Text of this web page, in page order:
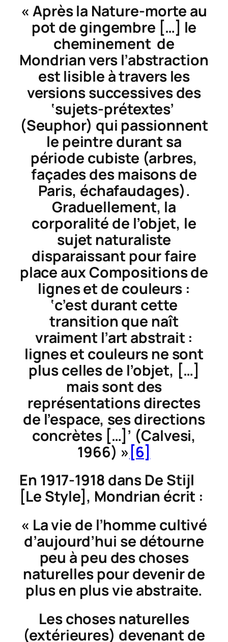
« Après la Nature-morte au
pot de gingembre […] le
cheminement de
Mondrian vers l’abstraction
est lisible à travers les
versions successives des
‘sujets-prétextes’
(Seuphor) qui passionnent
le peintre durant sa
période cubiste (arbres,
façades des maisons de
Paris, échafaudages).
Graduellement, la
corporalité de l’objet, le
sujet naturaliste
disparaissant pour faire
place auxCompositions de
lignes et de couleurs :
‘c’est durant cette
transition que naît
vraiment l’art abstrait :
lignes et couleurs ne sont
plus celles de l’objet, […]
mais sont des
représentations directes
de l’espace, ses directions
concrètes […]’ (Calvesi,
1966) » [6]
En 1917-1918 dans De Stijl
[Le Style], Mondrian écrit :
« La vie de l’homme cultivé
d’aujourd’hui se détourne
peu à peu des choses
naturelles pour devenir de
plus en plus vie abstraite.
Les choses naturelles
(extérieures) devenant de